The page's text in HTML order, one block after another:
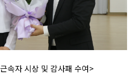
속자 시상 및 감사패 수여>